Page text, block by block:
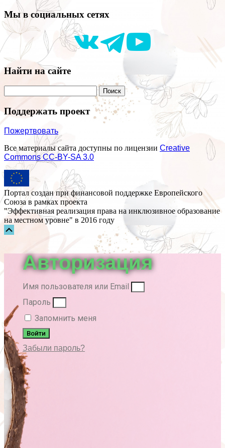
Мы в социальных сетях
Найти на сайте
Поддержать проект
Пожертвовать
Все материалы сайта доступны по лицензии Creative
Commons СС-BY-SA 3.0
Портал создан при финансовой поддержке Европейского
Союза в рамках проекта
"Эффективная реализация права на инклюзивное образование
на местном уровне" в 2016 году
Авторизация
Имя пользователя или Email
Пароль
Запомнить меня
Войти
Забыли пароль?